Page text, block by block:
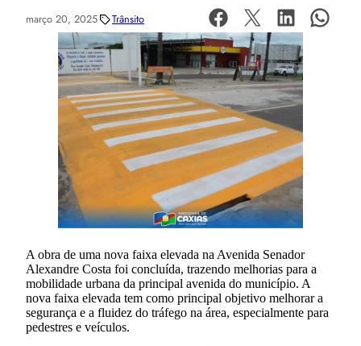
março 20, 2025 Trânsito
A obra de uma nova faixa elevada na Avenida Senador
Alexandre Costa foi concluída, trazendo melhorias para a
mobilidade urbana da principal avenida do município. A
nova faixa elevada tem como principal objetivo melhorar a
segurança e a fluidez do tráfego na área, especialmente para
pedestres e veículos.